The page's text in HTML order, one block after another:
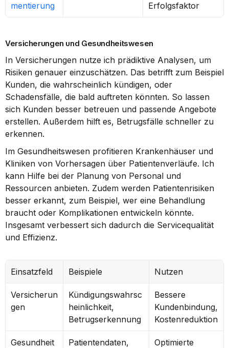
mentierung
Erfolgsfaktor
Versicherungen und Gesundheitswesen
In Versicherungen nutze ich prädiktive Analysen, um
Risiken genauer einzuschätzen. Das betrifft zum Beispiel
Kunden, die wahrscheinlich kündigen, oder
Schadensfälle, die bald auftreten könnten. So lassen
sich Kunden besser betreuen und passende Angebote
erstellen. Außerdem hilft es, Betrugsfälle schneller zu
erkennen.
Im Gesundheitswesen profitieren Krankenhäuser und
Kliniken von Vorhersagen über Patientenverläufe. Ich
kann Hilfe bei der Planung von Personal und
Ressourcen anbieten. Zudem werden Patientenrisiken
besser erkannt, zum Beispiel, wer eine Behandlung
braucht oder Komplikationen entwickeln könnte.
Insgesamt verbessert sich dadurch die Servicequalität
und Effizienz.
Einsatzfeld Beispiele Nutzen
Versicherun
gen
Kündigungswahrsc
heinlichkeit,
Betrugserkennung
Bessere
Kundenbindung,
Kostenreduktion
Gesundheit
Patientendaten,
Optimierte